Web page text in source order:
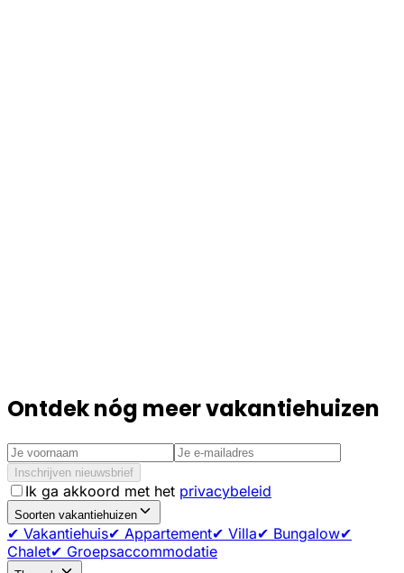
Ontdek nóg meer vakantiehuizen
Inschrijven nieuwsbrief
Ik ga akkoord met het privacybeleid
Soorten vakantiehuizen
✔ Vakantiehuis✔ Appartement✔ Villa✔ Bungalow✔
Chalet✔ Groepsaccommodatie